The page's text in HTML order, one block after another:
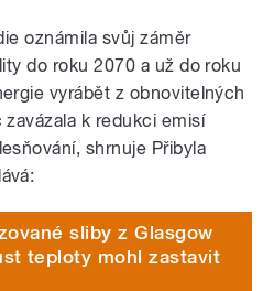
oznámila svůj záměr
do roku 2070 a už do roku
vyrábět z obnovitelných
zavázala k redukci emisí
shrnuje Přibyla
sliby z Glasgow
teploty mohl zastavit